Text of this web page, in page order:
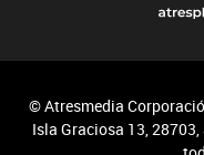
© Atresmedia
Isla Graciosa 13,